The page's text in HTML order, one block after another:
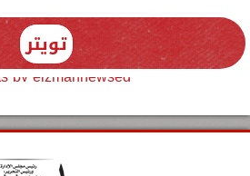
تويتر
by elzmannewseg